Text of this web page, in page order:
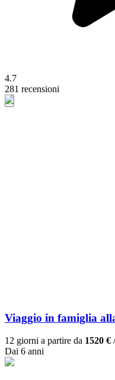
4.7
281 recensioni
Viaggio in famiglia
12 giorni a partire da 1520 €
Dai 6 anni